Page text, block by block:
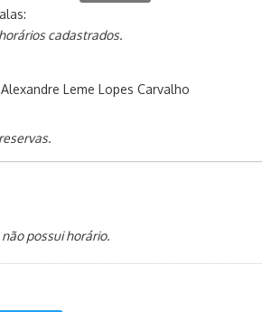
cadastrados.
Alexandre Leme Lopes Carvalho
possui horário.